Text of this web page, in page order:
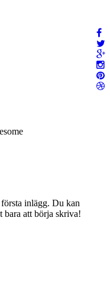
inlägg. Du kan
bara att börja skriva!